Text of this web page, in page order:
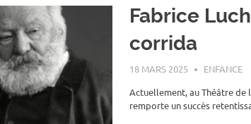
Fabrice
corrida
18 MARS 2025 ROGER
ENFANCE
Actuellement, au Théâtre de
remporte un succès